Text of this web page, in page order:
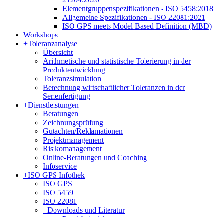
Elementgruppenspezifikationen - ISO 5458:2018
Allgemeine Spezifikationen - ISO 22081:2021
ISO GPS meets Model Based Definition (MBD)
Workshops
+Toleranzanalyse
Übersicht
Arithmetische und statistische Tolerierung in der
Produktentwicklung
Toleranzsimulation
Berechnung wirtschaftlicher Toleranzen in der
Serienfertigung
+Dienstleistungen
Beratungen
Zeichnungsprüfung
Gutachten/Reklamationen
Projektmanagement
Risikomanagement
Online-Beratungen und Coaching
Infoservice
+ISO GPS Infothek
ISO GPS
ISO 5459
ISO 22081
+Downloads und Literatur